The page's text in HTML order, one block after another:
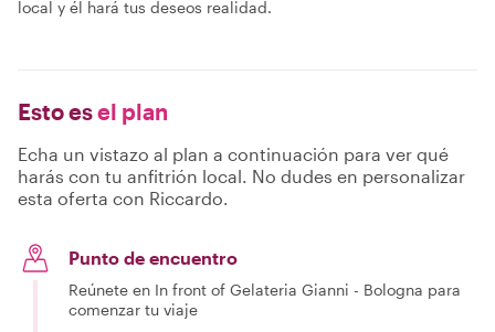
local y él hará tus deseos realidad.
Esto esel plan
Echa un vistazo al plan a continuación para ver qué
harás con tu anfitrión local. No dudes en personalizar
esta oferta con Riccardo.
Punto de encuentro
Reúnete en In front of Gelateria Gianni - Bologna para
comenzar tu viaje